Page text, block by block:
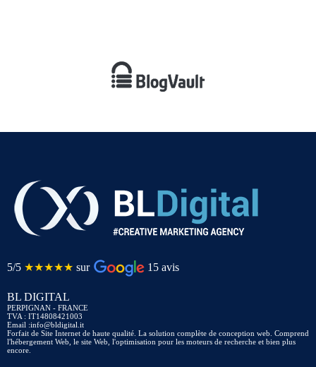
5/5 ★★★★★ sur 15 avis
BL DIGITAL
PERPIGNAN - FRANCE
TVA : IT14808421003
Email :info@bldigital.it
Forfait de Site Internet de haute qualité. La solution complète de conception web. Comprend
l'hébergement Web, le site Web, l'optimisation pour les moteurs de recherche et bien plus
encore.